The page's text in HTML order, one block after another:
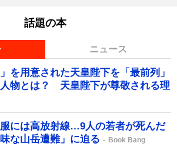
話題の本
ニュース
を用意された天皇陛下を「最前列」
物とは？ 天皇陛下が尊敬される理
には高放射線…9人の若者が死んだ
味な山岳遭難」に迫る
Book Bang